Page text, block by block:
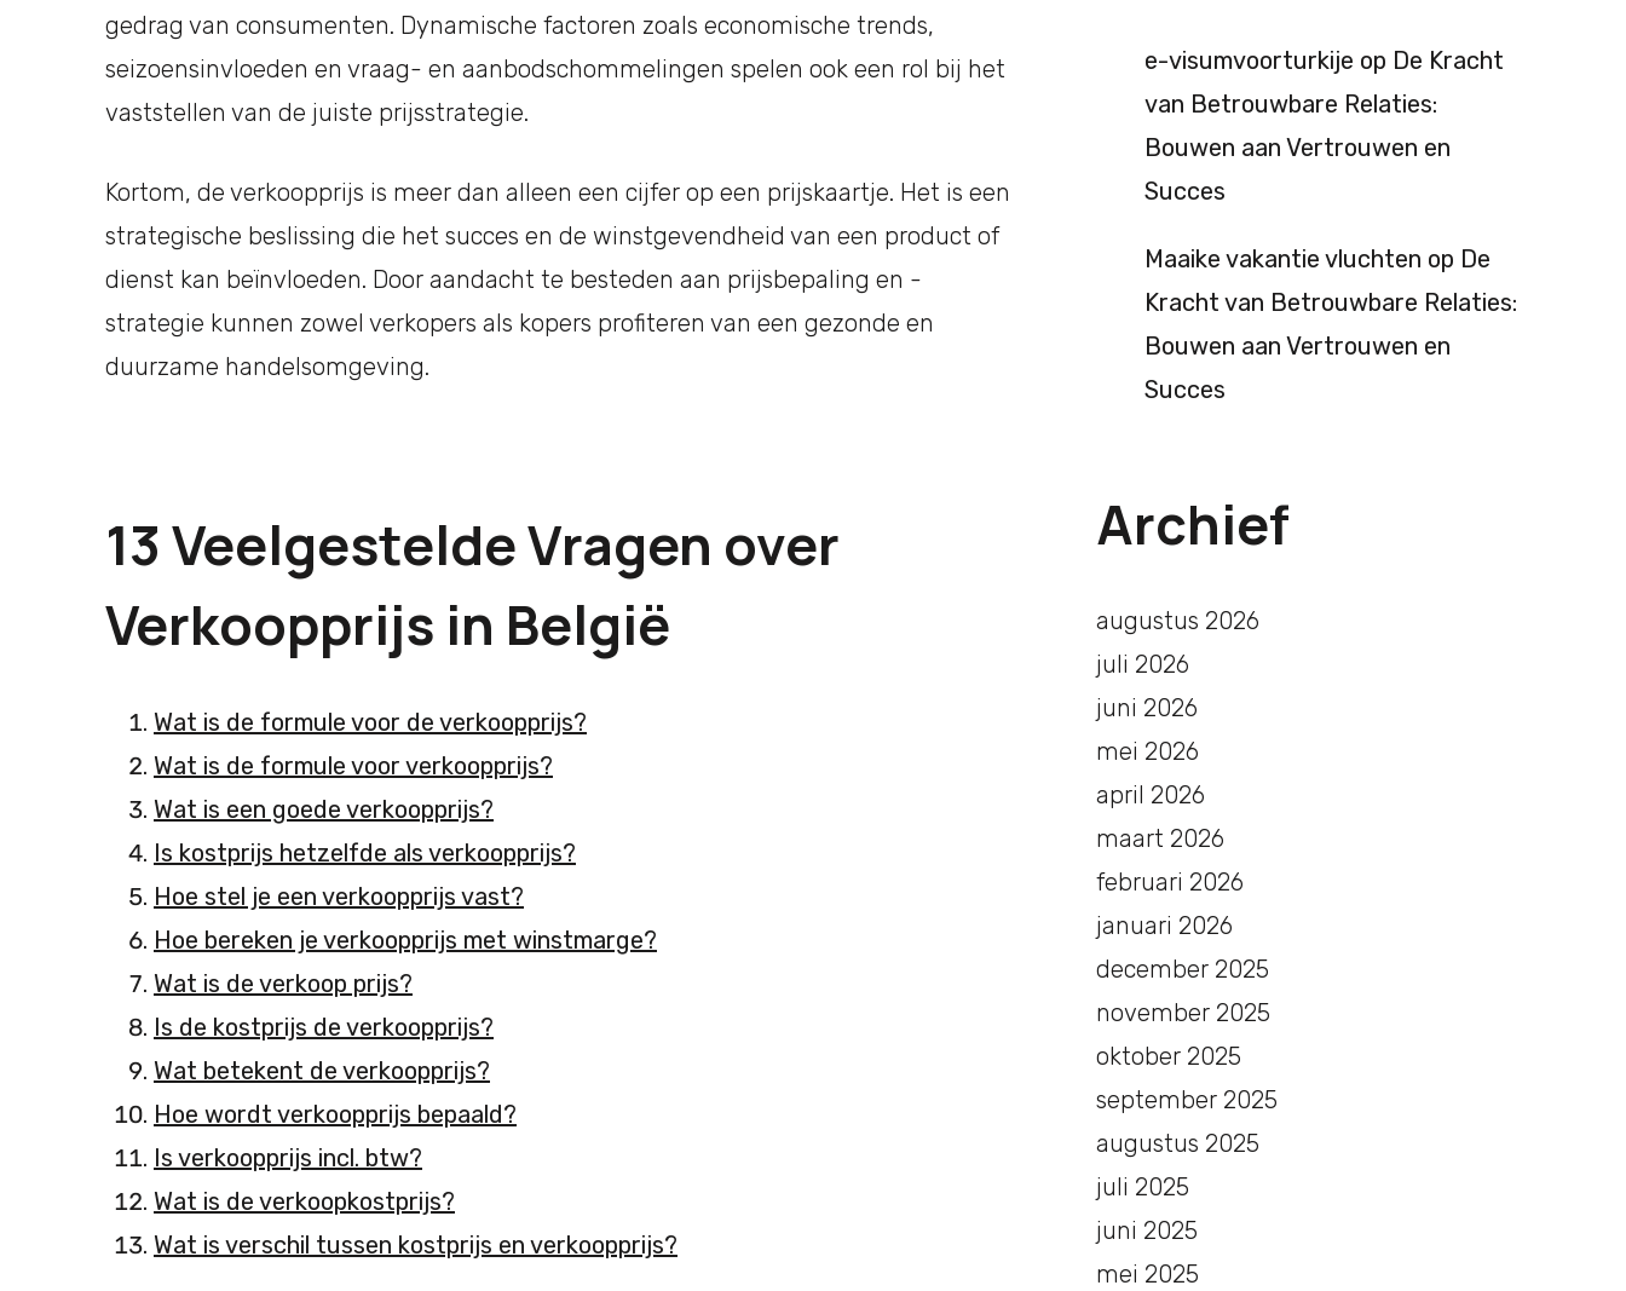
gedrag van consumenten. Dynamische factoren zoals economische trends,
seizoensinvloeden en vraag- en aanbodschommelingen spelen ook een rol bij het
vaststellen van de juiste prijsstrategie.
Kortom, de verkoopprijs is meer dan alleen een cijfer op een prijskaartje. Het is een
strategische beslissing die het succes en de winstgevendheid van een product of
dienst kan beïnvloeden. Door aandacht te besteden aan prijsbepaling en -
strategie kunnen zowel verkopers als kopers profiteren van een gezonde en
duurzame handelsomgeving.
13 Veelgestelde Vragen over
Verkoopprijs in België
Wat is de formule voor de verkoopprijs?
Wat is de formule voor verkoopprijs?
Wat is een goede verkoopprijs?
Is kostprijs hetzelfde als verkoopprijs?
Hoe stel je een verkoopprijs vast?
Hoe bereken je verkoopprijs met winstmarge?
Wat is de verkoop prijs?
Is de kostprijs de verkoopprijs?
Wat betekent de verkoopprijs?
Hoe wordt verkoopprijs bepaald?
Is verkoopprijs incl. btw?
Wat is de verkoopkostprijs?
Wat is verschil tussen kostprijs en verkoopprijs?
e-visumvoorturkije op De Kracht
van Betrouwbare Relaties:
Bouwen aan Vertrouwen en
Succes
Maaike vakantie vluchten op De
Kracht van Betrouwbare Relaties:
Bouwen aan Vertrouwen en
Succes
Archief
augustus 2026
juli 2026
juni 2026
mei 2026
april 2026
maart 2026
februari 2026
januari 2026
december 2025
november 2025
oktober 2025
september 2025
augustus 2025
juli 2025
juni 2025
mei 2025